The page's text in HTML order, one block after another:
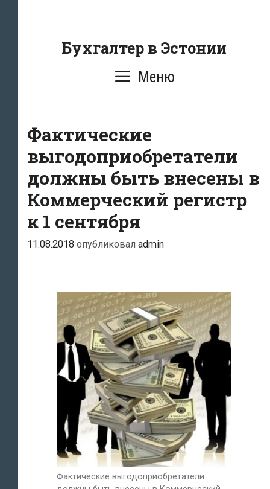
содержаниюБухгалтер в Эстонии
Меню
Фактические
выгодоприобретатели
должны быть внесены в
Коммерческий регистр
к 1 сентября
11.08.2018 опубликовал admin
Фактические выгодоприобретатели